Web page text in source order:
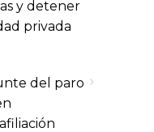
y detener
privada
del paro